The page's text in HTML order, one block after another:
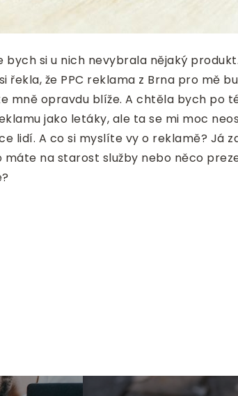
bych si u nich nevybrala nějaký
že PPC reklama z Brna pro mě
mně opravdu blíže. A chtěla bych po
jako letáky, ale ta se mi moc
lidí. A co si myslíte vy o reklamě? Já
na starost služby nebo něco